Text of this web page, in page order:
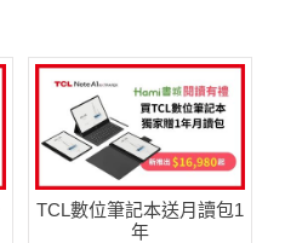
TCL數位筆記本送月讀包1
年